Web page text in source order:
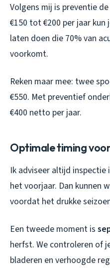
Volgens mij is preventie
€150 tot €200 per jaar
laten doen die 70% van
voorkomt.
Reken maar mee: twee
€550. Met preventief
€400 netto per jaar.
Optimale timing
Ik adviseer altijd inspectie
het voorjaar. Dan kunnen
voordat het drukke
Een tweede moment is
herfst. We controleren of
bladeren en verhoogde